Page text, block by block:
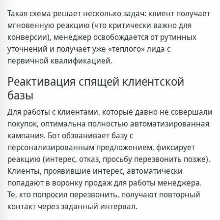
Такая схема решает несколько задач: клиент получает
мгновенную реакцию (что критически важно для
конверсии), менеджер освобождается от рутинных
уточнений и получает уже «теплого» лида с
первичной квалификацией.
Реактивация спящей клиентской
базы
Для работы с клиентами, которые давно не совершали
покупок, оптимальна полностью автоматизированная
кампания. Бот обзванивает базу с
персонализированным предложением, фиксирует
реакцию (интерес, отказ, просьбу перезвонить позже).
Клиенты, проявившие интерес, автоматически
попадают в воронку продаж для работы менеджера.
Те, кто попросил перезвонить, получают повторный
контакт через заданный интервал.